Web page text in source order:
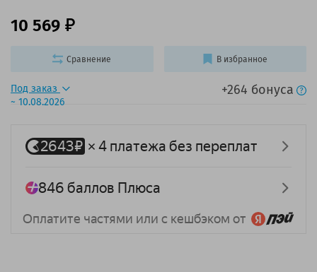
Под заказ
~ 10.08.2026
+264 бонуса
10 569
Сравнение В избранное